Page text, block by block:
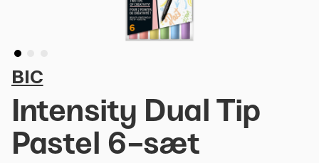
BIC
Intensity Dual Tip
Pastel 6-sæt